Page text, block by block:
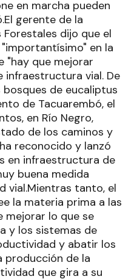
en marcha pueden
gerente de la
dijo que el
en la
"hay que mejorar
infraestructura vial. De
de eucaliptus
de Tacuarembó, el
en Río Negro,
de los caminos y
reconocido y lanzó
en infraestructura de
buena medida
vial.Mientras tanto, el
la materia prima a las
mejorar lo que se
y los sistemas de
y abatir los
producción de la
que gira a su